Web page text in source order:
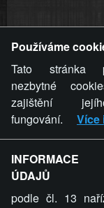
videa a
stránky týče, ani
stránku,
komentáře
provozovateli
Používáme
Tato stránka
nezbytné
zajištění
fungování.
Více
INFORMACE
ÚDAJŮ
podle čl. 13